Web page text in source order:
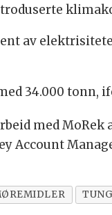
av
34.000 tonn,
med
Account